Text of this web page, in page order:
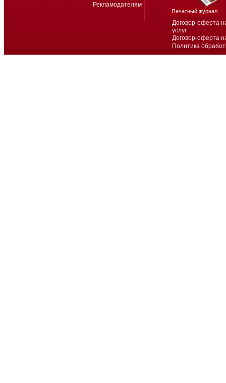
Договор-оферта
услуг
Договор-оферта
Политика
Рекламодателям
Печатный журнал